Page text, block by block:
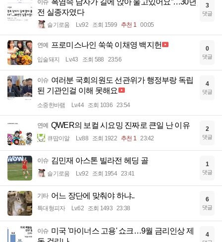
이슈 폭염속 남자가 길에 앉아 울고있어요”…30년
전 실종자였다
슬기로움 Lv.92 조회 1599 추천 1 00:05
3
댓글
연예 프로미스나인 쑥쑥 이채영 백지헌
입술돼지 Lv.43 조회 588 23:56
0
댓글
이슈 여러분 국회의원도 선관위가 행정부랑 독립
된 기관인걸 이해 못해요
소중한바램 Lv.44 조회 1036 23:54
4
댓글
연예 QWER의 보컬 시요밍 진짜로 큰일 난 이유
큐땁이알 Lv.88 조회 1922 추천 1 23:42
2
댓글
이슈 김민재 아스톤 빌라전 헤딩 골
슬기로움 Lv.92 조회 1954 23:41
1
댓글
기타 어느 장단에 맞춰야 하냐..
특대형피자 Lv.62 조회 1493 23:38
6
댓글
이슈 미국 '마이너스 고용' 쇼크…9월 금리인상 제
4